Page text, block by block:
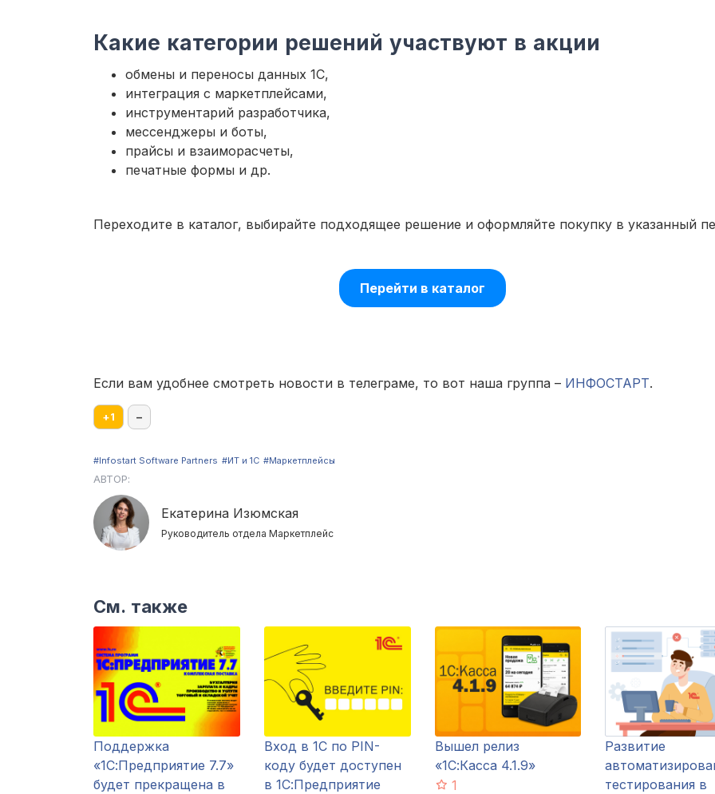
Какие категории решений участвуют в акции
обмены и переносы данных 1С,
интеграция с маркетплейсами,
инструментарий разработчика,
мессенджеры и боты,
прайсы и взаиморасчеты,
печатные формы и др.
Переходите в каталог, выбирайте подходящее решение и оформляйте покупку в указанный
Перейти в каталог
Если вам удобнее смотреть новости в телеграме, то вот наша группа – ИНФОСТАРТ.
+1 –
#Infostart Software Partners #ИТ и 1С #Маркетплейсы
АВТОР:
Екатерина Изюмская
Руководитель отдела Маркетплейс
См. также
Поддержка
«1С:Предприятие 7.7»
будет прекращена в
Вход в 1С по PIN-
коду будет доступен
в 1С:Предприятие
Вышел релиз
«1С:Касса 4.1.9»
1
Развитие
тестирования в